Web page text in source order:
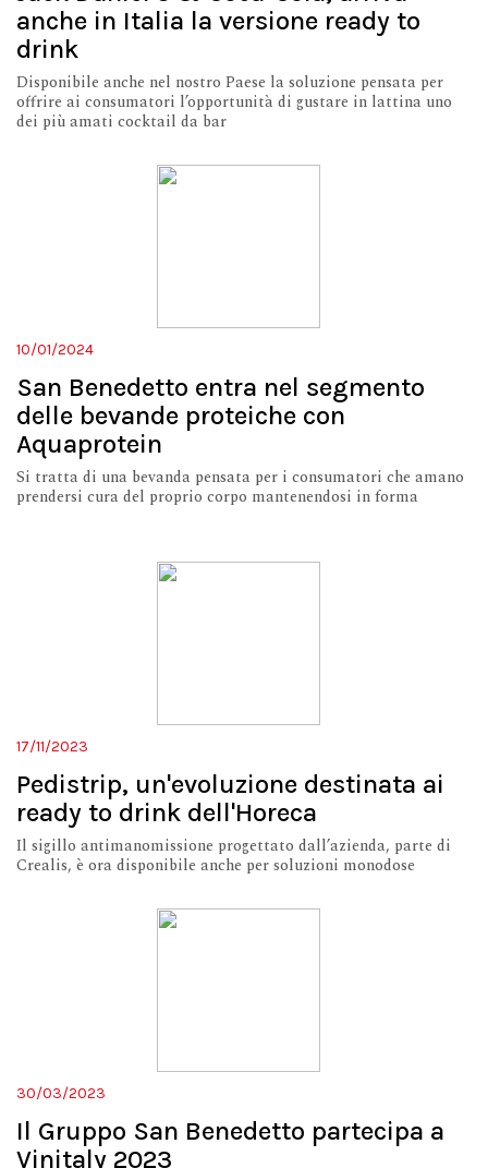
anche in Italia la versione ready to
drink
Disponibile anche nel nostro Paese la soluzione pensata per
offrire ai consumatori l’opportunità di gustare in lattina uno
dei più amati cocktail da bar
10/01/2024
San Benedetto entra nel segmento
delle bevande proteiche con
Aquaprotein
Si tratta di una bevanda pensata per i consumatori che amano
prendersi cura del proprio corpo mantenendosi in forma
17/11/2023
Pedistrip, un'evoluzione destinata ai
ready to drink dell'Horeca
Il sigillo antimanomissione progettato dall’azienda, parte di
Crealis, è ora disponibile anche per soluzioni monodose
30/03/2023
Il Gruppo San Benedetto partecipa a
Vinitaly 2023